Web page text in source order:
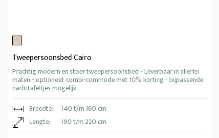
Tweepersoonsbed Caïro
Prachtig modern en stoer tweepersoonsbed - Leverbaar in allerlei
maten - optioneel: combi-commode met 10% korting - bijpassende
nachttafeltjes mogelijk.
Breedte:
140 t/m 180 cm
Lengte:
190 t/m 220 cm